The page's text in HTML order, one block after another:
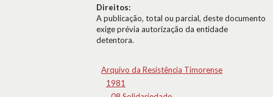
Direitos:
A publicação, total ou parcial, deste documento
exige prévia autorização da entidade
detentora.
Arquivo da Resistência Timorense
1981